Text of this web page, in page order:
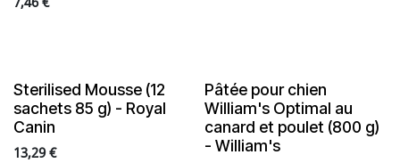
Sterilised Mousse (12
sachets 85 g) - Royal
Canin
13,29€
Pâtée pour chien
William's Optimal au
canard et poulet (800 g)
- William's